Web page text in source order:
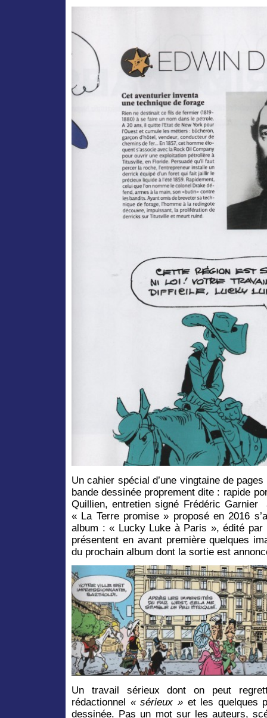
Un cahier spécial d’une vingtaine de
bande dessinée proprement dite : rapide
Quillien, entretien signé Frédéric
« La Terre promise » proposé en 2016
album : « Lucky Luke à Paris », édité par
présentent en avant première quelques
du prochain album dont la sortie est
Un travail sérieux dont on peut
rédactionnel « sérieux » et les quelques
dessinée. Pas un mot sur les auteurs,